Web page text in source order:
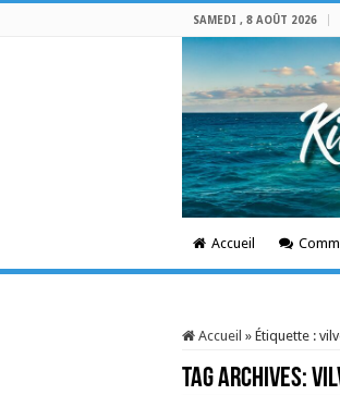
SAMEDI , 8 AOÛT 2026
Accueil
Accueil » Étiquette :
Tag Archives: